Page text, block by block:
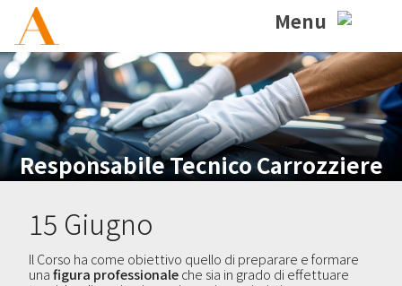
Menu
Responsabile Tecnico Carrozziere
15 Giugno
Il Corso ha come obiettivo quello di preparare e formare
unafigura professionaleche sia in grado di effettuare